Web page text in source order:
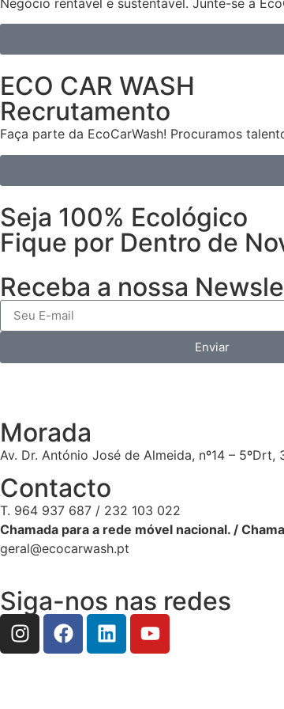
Negócio rentável e sustentável. Junte-se à
ECO CAR WASH
Recrutamento
Faça parte da EcoCarWash! Procuramos
Seja 100% Ecológico
Fique por Dentro de
Receba a nossa
Enviar
Morada
Av. Dr. António José de Almeida, nº14 – 5ºDrt,
Contacto
T. 964 937 687 / 232 103 022
Chamada para a rede móvel nacional. /
geral@ecocarwash.pt
Siga-nos nas redes